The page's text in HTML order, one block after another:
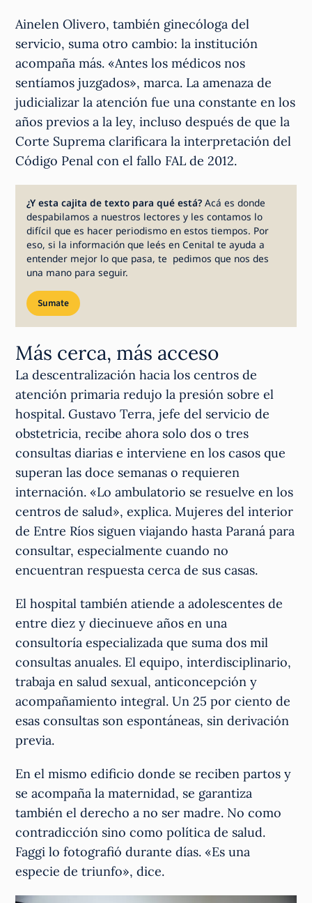
Ainelen Olivero, también ginecóloga del
servicio, suma otro cambio: la institución
acompaña más. «Antes los médicos nos
sentíamos juzgados», marca. La amenaza de
judicializar la atención fue una constante en los
años previos a la ley, incluso después de que la
Corte Suprema clarificara la interpretación del
Código Penal con el fallo FAL de 2012.
¿Y esta cajita de texto para qué está?Acá es donde
despabilamos a nuestros lectores y les contamos lo
difícil que es hacer periodismo en estos tiempos. Por
eso, si la información que leés en Cenital te ayuda a
entender mejor lo que pasa, te pedimos que nos des
una mano para seguir.
Sumate
Más cerca, más acceso
La descentralización hacia los centros de
atención primaria redujo la presión sobre el
hospital. Gustavo Terra, jefe del servicio de
obstetricia, recibe ahora solo dos o tres
consultas diarias e interviene en los casos que
superan las doce semanas o requieren
internación. «Lo ambulatorio se resuelve en los
centros de salud», explica. Mujeres del interior
de Entre Ríos siguen viajando hasta Paraná para
consultar, especialmente cuando no
encuentran respuesta cerca de sus casas.
El hospital también atiende a adolescentes de
entre diez y diecinueve años en una
consultoría especializada que suma dos mil
consultas anuales. El equipo, interdisciplinario,
trabaja en salud sexual, anticoncepción y
acompañamiento integral. Un 25 por ciento de
esas consultas son espontáneas, sin derivación
previa.
En el mismo edificio donde se reciben partos y
se acompaña la maternidad, se garantiza
también el derecho a no ser madre. No como
contradicción sino como política de salud.
Faggi lo fotografió durante días. «Es una
especie de triunfo», dice.